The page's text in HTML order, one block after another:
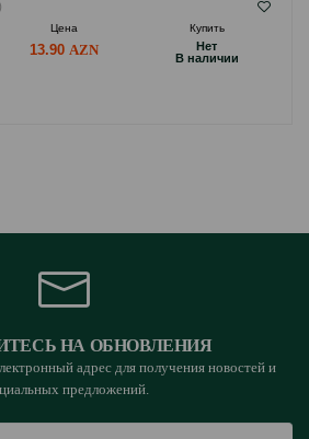
Цена
Купить
13.90
Hет
B наличии
НА ОБНОВЛЕНИЯ
адрес для получения новостей и
предложений.